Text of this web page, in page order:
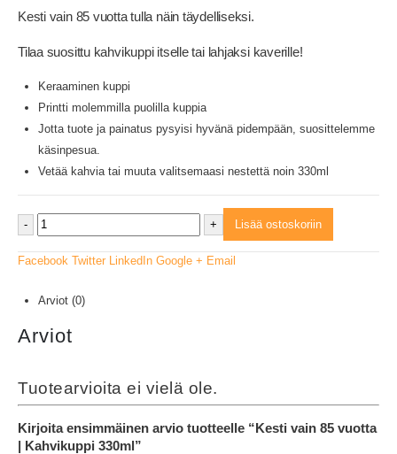
Kesti vain 85 vuotta tulla näin täydelliseksi.
Tilaa suosittu kahvikuppi itselle tai lahjaksi kaverille!
Keraaminen kuppi
Printti molemmilla puolilla kuppia
Jotta tuote ja painatus pysyisi hyvänä pidempään, suosittelemme
käsinpesua.
Vetää kahvia tai muuta valitsemaasi nestettä noin 330ml
- + Lisää ostoskoriin
Facebook Twitter LinkedIn Google + Email
Arviot (0)
Arviot
Tuotearvioita ei vielä ole.
Kirjoita ensimmäinen arvio tuotteelle “Kesti vain 85 vuotta
| Kahvikuppi 330ml”